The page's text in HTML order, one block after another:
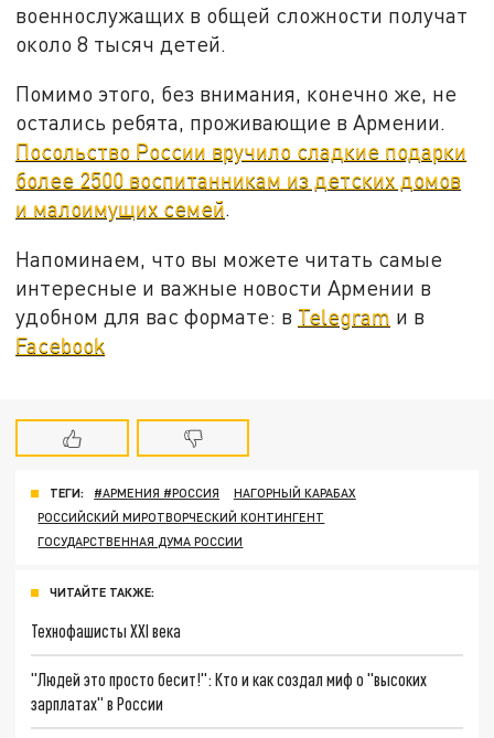
военнослужащих в общей сложности получат
около 8 тысяч детей.
Помимо этого, без внимания, конечно же, не
остались ребята, проживающие в Армении.
Посольство России вручило сладкие подарки
более 2500 воспитанникам из детских домов
и малоимущих семей.
Напоминаем, что вы можете читать самые
интересные и важные новости Армении в
удобном для вас формате: в Telegram и в
Facebook
ТЕГИ: #АРМЕНИЯ #РОССИЯ
НАГОРНЫЙ КАРАБАХ
РОССИЙСКИЙ МИРОТВОРЧЕСКИЙ КОНТИНГЕНТ
ГОСУДАРСТВЕННАЯ ДУМА РОССИИ
ЧИТАЙТЕ ТАКЖЕ:
Технофашисты XXI века
"Людей это просто бесит!": Кто и как создал миф о "высоких
зарплатах" в России